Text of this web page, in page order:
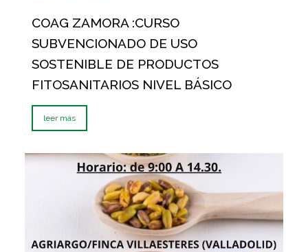
COAG ZAMORA :CURSO
SUBVENCIONADO DE USO
SOSTENIBLE DE PRODUCTOS
FITOSANITARIOS NIVEL BÁSICO
leer más